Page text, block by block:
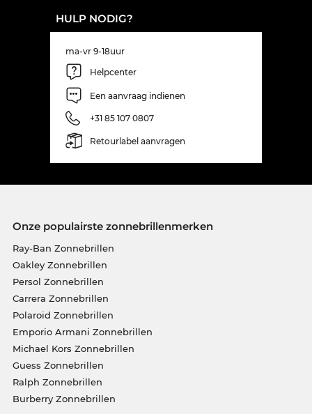
HULP NODIG?
ma-vr 9-18uur
Helpcenter
Een aanvraag indienen
+31 85 107 0807
Retourlabel aanvragen
Onze populairste zonnebrillenmerken
Ray-Ban Zonnebrillen
Oakley Zonnebrillen
Persol Zonnebrillen
Carrera Zonnebrillen
Polaroid Zonnebrillen
Emporio Armani Zonnebrillen
Michael Kors Zonnebrillen
Guess Zonnebrillen
Ralph Zonnebrillen
Burberry Zonnebrillen